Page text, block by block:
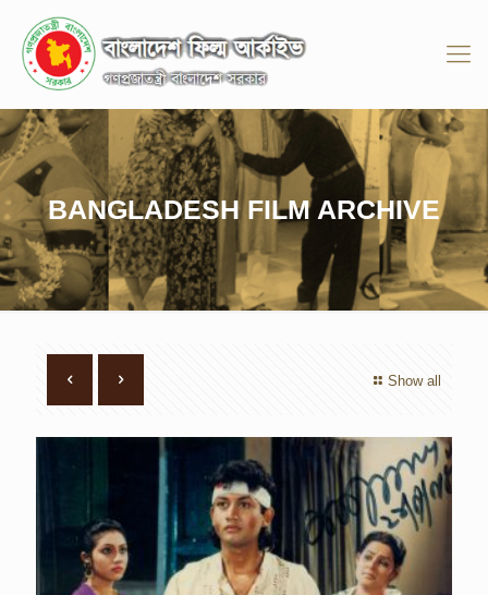
BANGLADESH FILM ARCHIVE
Show all